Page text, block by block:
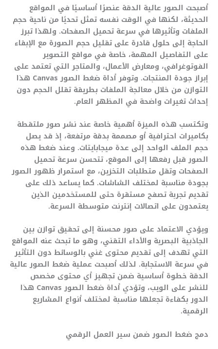
أصبحت الصور عالية الدقة عنصرًا أساسيًا في المواقع
الحديثة، لكنها في الوقت نفسه تمثل تحديًا من ناحية حجم
الملفات وتأثيرها في سرعة تحميل الصفحات. ولهذا تبرز
الحاجة إلى حلول قادرة على تقليل حجم الصورة مع الإبقاء
على التفاصيل المهمة، خاصة في مواقع التصوير
الفوتوغرافي، ومعارض الأعمال، والمتاجر التي تعتمد على
إبراز جودة المنتجات. وتوفر أداة ضغط الصور Canvas هذا
التوازن من خلال معالجة الملفات بطريقة تقلل الحجم دون
إحداث تغيرات واضحة في المظهر العام.
وتكتسب هذه الميزة أهمية خاصة عند نشر صور ملتقطة
بكاميرات احترافية أو مصممة بدقة مرتفعة، إذ قد يصل
حجم الملف الواحد إلى عدة ميجابايتات. وعند ضغط هذه
الصور قبل رفعها إلى الموقع، تتحسن سرعة تحميل
الصفحات وتقل متطلبات التخزين، مع استمرار ظهور الصور
بجودة مناسبة لمختلف الشاشات. كما يساعد ذلك على
تقديم تجربة تصفح مستقرة حتى للمستخدمين الذين
يعتمدون على اتصالات إنترنت متوسطة السرعة.
ويؤدي الاعتماد على صور محسنة إلى تحقيق توازن بين
الجاذبية البصرية والأداء التقني، وهو ما تبحث عنه المواقع
التي تهدف إلى تقديم محتوى غني بالوسائط دون التأثير
في سرعة الاستجابة. لذلك أصبحت عملية ضغط الصور عالية
الدقة خطوة أساسية ضمن تجهيز أي محتوى مخصص
للنشر على الويب، وتؤدي أداة ضغط الصور Canvas هذا
الدور بكفاءة تجعلها مناسبة لمختلف أنواع المشاريع
الرقمية.
دمج ضغط الصور ضمن سير العمل الرقمي